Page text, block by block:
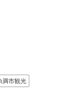
満市観光